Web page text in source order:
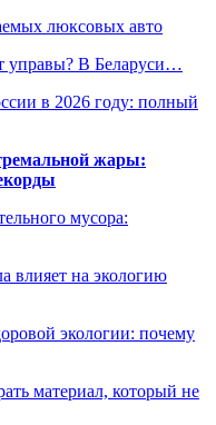
люксовых авто
управы? В Беларуси…
в 2026 году: полный
жары:
мусора:
влияет на экологию
экологии: почему
материал, который не